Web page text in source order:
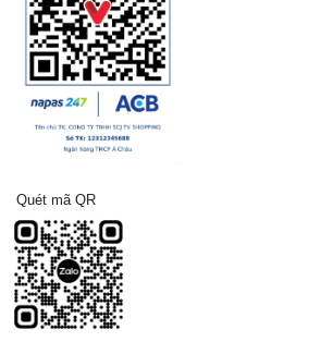
Quét mã QR